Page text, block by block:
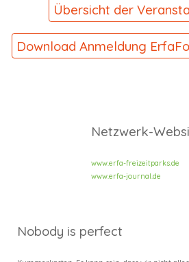
Netzwerk-
www.erfa-freizeitparks.de
www.erfa-journal.de
Nobody is perfect